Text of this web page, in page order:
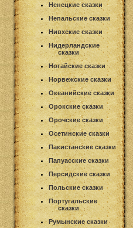
Ненецкие сказки
Непальские сказки
Нивхские сказки
Нидерландские
сказки
Ногайские сказки
Норвежские сказки
Океанийские сказки
Орокские сказки
Орочские сказки
Осетинские сказки
Пакистанские сказки
Папуасские сказки
Персидские сказки
Польские сказки
Португальские
сказки
Румынские сказки